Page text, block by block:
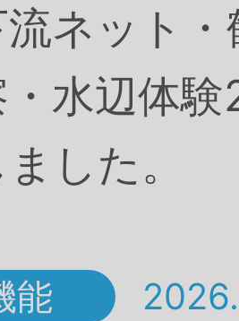
流ネット
水辺体
した。
能